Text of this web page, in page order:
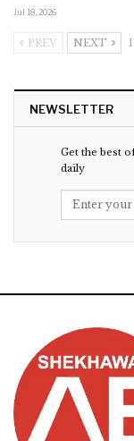
Jul 18, 2026
PREV NEXT
NEWSLETTER
Get the best
daily